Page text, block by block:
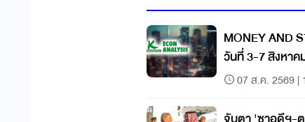
MONEY AND
วันที่ 3-7 สิงหาค
07 ส.ค. 2569 |